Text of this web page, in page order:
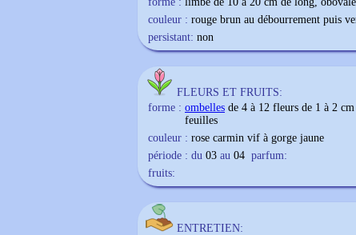
couleur : rouge brun au débourrement puis
persistant: non
FLEURS ET FRUITS:
forme : ombelles de 4 à 12 fleurs de 1 à 2
feuilles
couleur : rose carmin vif à gorge jaune
période : du 03 au 04 parfum:
fruits:
ENTRETIEN: